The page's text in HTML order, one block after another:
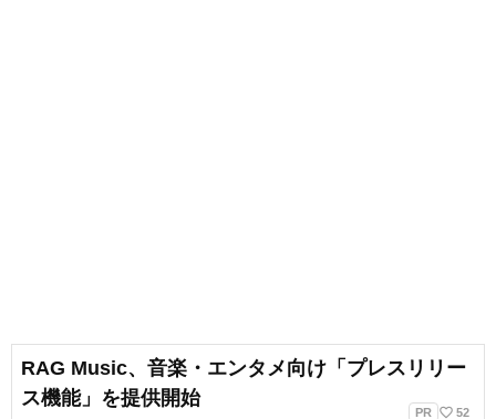
RAG Music、音楽・エンタメ向け「プレスリリー
ス機能」を提供開始
PR favorite_border 52